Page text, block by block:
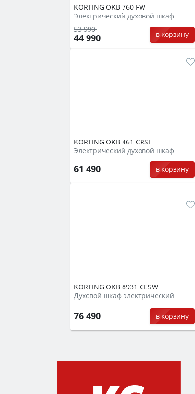
KORTING OKB 760 FW
Электрический духовой шкаф
53 990
44 990 в корзину
KORTING OKB 461 CRSI
Электрический духовой шкаф
61 490 в корзину
KORTING OKB 8931 CESW
Духовой шкаф электрический
76 490 в корзину